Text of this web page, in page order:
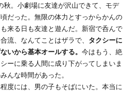
秋。小劇場に友達が沢山できて、モデ
だった。無限の体力とすっからかんの
来る日も友達と遊んだ。新宿で呑んで
流、なんてことはザラで、 タクシーに
いから基本オールする。 今はもう、絶
ーに乗る人間に成り下がってしまいま
んな時間があった。
度には、男の子もそばにいた。本当に